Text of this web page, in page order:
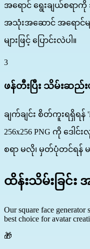
အရောင် ရွေးချယ်စရာကို
အသုံးအဆောင် အရောင်
များဖြင့် ပြောင်းလဲပါ။
3
ဖန်တီးပြီး သိမ်းဆည်းပ
ချက်ချင်း စိတ်ကူးရရှိရ
256x256 PNG ကို ဒေါ
စရာ မလို၊ မှတ်ပုံတင်ရန် မ
ထိန်းသိမ်းခြင်း အ
Our square face generator
best choice for avatar
🎁